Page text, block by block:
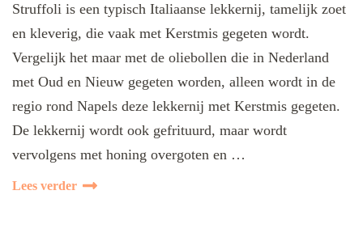
Struffoli is een typisch Italiaanse lekkernij, tamelijk zoet
en kleverig, die vaak met Kerstmis gegeten wordt.
Vergelijk het maar met de oliebollen die in Nederland
met Oud en Nieuw gegeten worden, alleen wordt in de
regio rond Napels deze lekkernij met Kerstmis gegeten.
De lekkernij wordt ook gefrituurd, maar wordt
vervolgens met honing overgoten en …
Lees verder